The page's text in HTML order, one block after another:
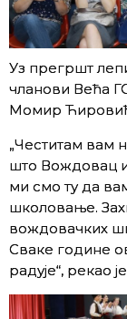
Уз прегршт
чланови Већа
Момир Ћировић
„Честитам вам
што Вождовац
ми смо ту да
школовање.
вождовачких
Сваке године
радује“, рекао